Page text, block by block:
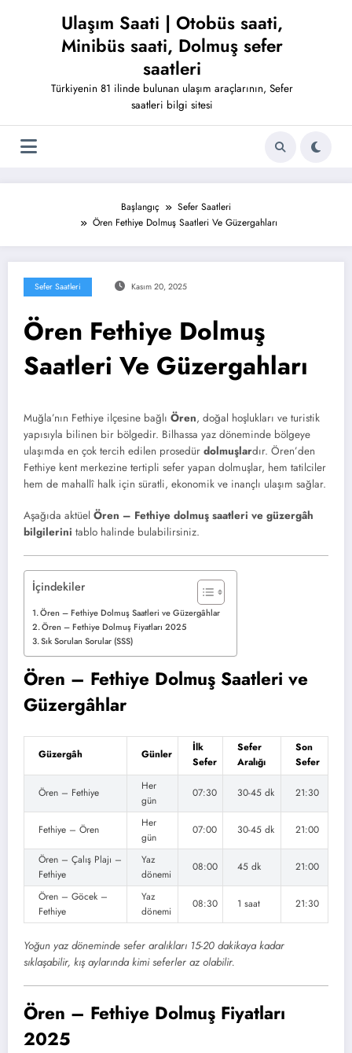
Ulaşım Saati | Otobüs saati,
Minibüs saati, Dolmuş sefer
saatleri
Türkiyenin 81 ilinde bulunan ulaşım araçlarının, Sefer
saatleri bilgi sitesi
Başlangıç
Sefer Saatleri
Ören Fethiye Dolmuş Saatleri Ve Güzergahları
Sefer Saatleri Kasım 20, 2025
Ören Fethiye Dolmuş
Saatleri Ve Güzergahları
Muğla’nın Fethiye ilçesine bağlı Ören, doğal hoşlukları ve turistik
yapısıyla bilinen bir bölgedir. Bilhassa yaz döneminde bölgeye
ulaşımda en çok tercih edilen prosedür dolmuşlardır. Ören’den
Fethiye kent merkezine tertipli sefer yapan dolmuşlar, hem tatilciler
hem de mahallî halk için süratli, ekonomik ve inançlı ulaşım sağlar.
Aşağıda aktüel Ören – Fethiye dolmuş saatleri ve güzergâh
bilgilerini tablo halinde bulabilirsiniz.
İçindekiler
Ören – Fethiye Dolmuş Saatleri ve Güzergâhlar
Ören – Fethiye Dolmuş Fiyatları 2025
Sık Sorulan Sorular (SSS)
Ören – Fethiye Dolmuş Saatleri ve
Güzergâhlar
Güzergâh Günler
İlk
Sefer
Sefer
Aralığı
Son
Sefer
Ören – Fethiye
Her
gün
07:30 30-45 dk 21:30
Fethiye – Ören
Her
gün
07:00 30-45 dk 21:00
Ören – Çalış Plajı –
Fethiye
Yaz
dönemi
08:00 45 dk 21:00
Ören – Göcek –
Fethiye
Yaz
dönemi
08:30 1 saat 21:30
Yoğun yaz döneminde sefer aralıkları 15-20 dakikaya kadar
sıklaşabilir, kış aylarında kimi seferler az olabilir.
Ören – Fethiye Dolmuş Fiyatları
2025